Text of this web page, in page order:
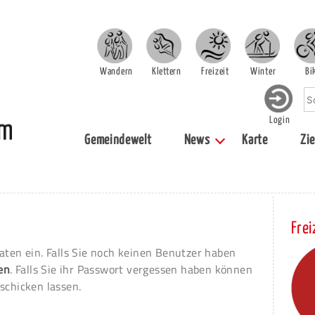
Wandern Klettern Freizeit Winter
Login
Gemeindewelt News Karte
ein. Falls Sie noch keinen Benutzer haben
. Falls Sie ihr Passwort vergessen haben können
lassen.